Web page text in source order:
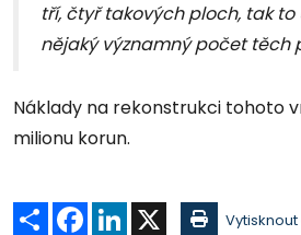
tří, čtyř takových ploch, tak to
nějaký významný počet těch
Náklady na rekonstrukci tohoto
milionu korun.
Sdílet Facebook
LinkedIn